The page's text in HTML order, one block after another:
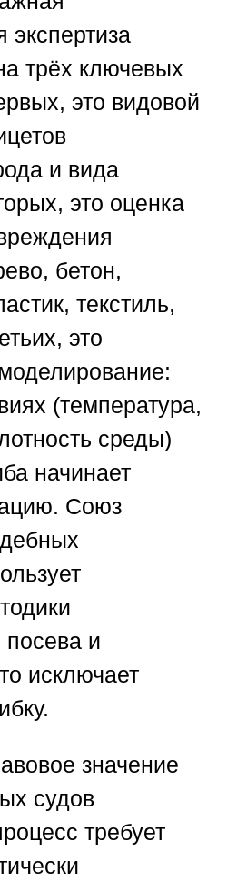
экспертиза
трёх ключевых
это видовой
и вида
это оценка
бетон,
текстиль,
это
(температура,
среды)
начинает
Союз
посева и
исключает
значение
судов
требует